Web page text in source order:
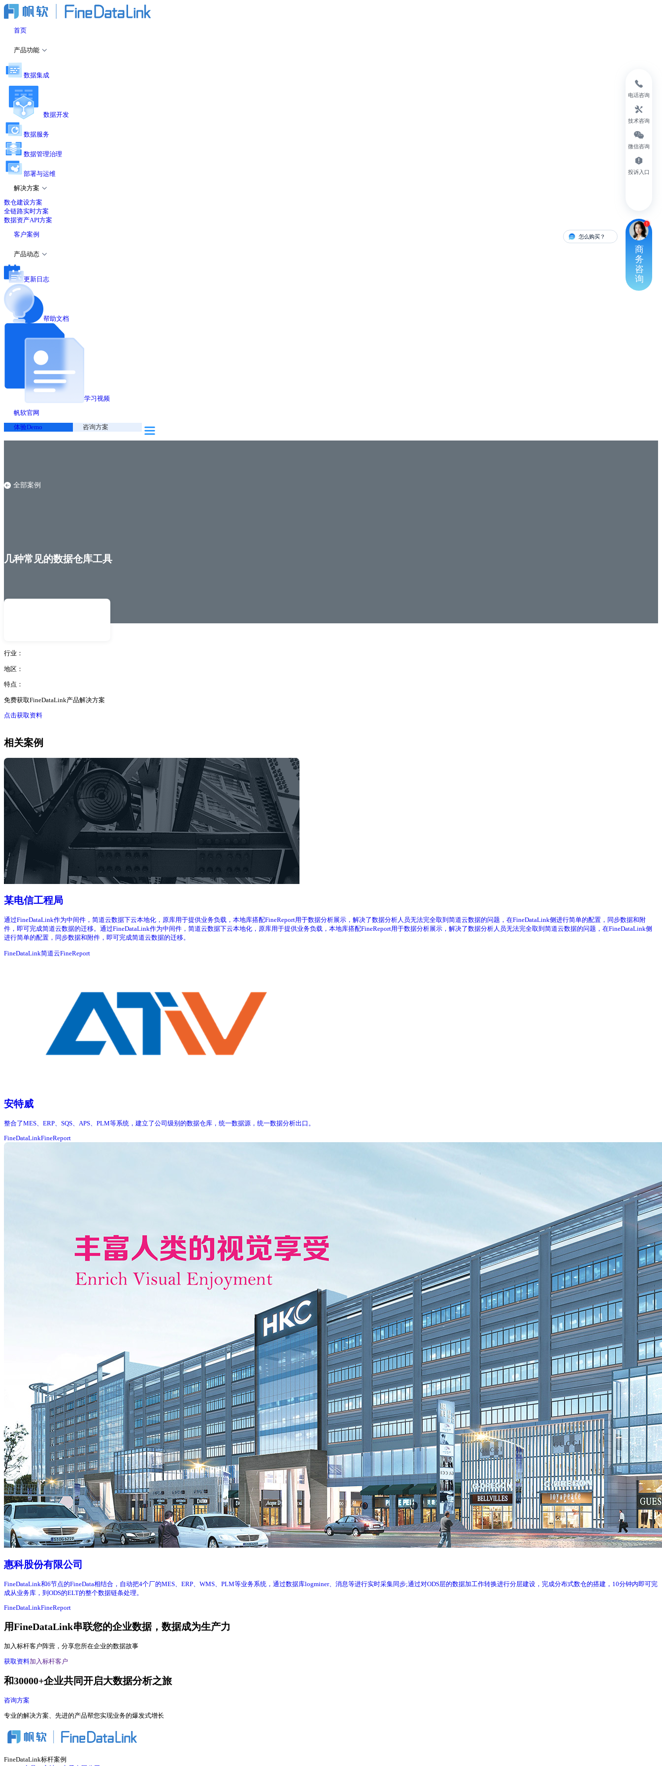
首页
产品功能
数据集成
数据开发
数据服务
数据管理治理
部署与运维
解决方案
数仓建设方案
全链路实时方案
数据资产API方案
客户案例
产品动态
更新日志
帮助文档
学习视频
帆软官网
体验Demo
咨询方案
全部案例
几种常见的数据仓库工具
行业：
地区：
特点：
免费获取FineDataLink产品解决方案
点击获取资料
相关案例
某电信工程局
通过FineDataLink作为中间件，简道云数据下云本地化，原库用于提供业务负载，本地库搭配FineReport用于数据分析展示，解决了数据分析人员无法完全取到简道云数据的问题，在FineDataLink侧进行简单的配置，同步数据和附
件，即可完成简道云数据的迁移。通过FineDataLink作为中间件，简道云数据下云本地化，原库用于提供业务负载，本地库搭配FineReport用于数据分析展示，解决了数据分析人员无法完全取到简道云数据的问题，在FineDataLink侧
进行简单的配置，同步数据和附件，即可完成简道云数据的迁移。
FineDataLink简道云FineReport
安特威
整合了MES、ERP、SQS、APS、PLM等系统，建立了公司级别的数据仓库，统一数据源，统一数据分析出口。
FineDataLinkFineReport
惠科股份有限公司
FineDataLink和6节点的FineData相结合，自动把4个厂的MES、ERP、WMS、PLM等业务系统，通过数据库logminer、消息等进行实时采集同步;通过对ODS层的数据加工作转换进行分层建设，完成分布式数仓的搭建，10分钟内即可完
成从业务库，到ODS的ELT的整个数据链条处理。
FineDataLinkFineReport
用FineDataLink串联您的企业数据，数据成为生产力
加入标杆客户阵营，分享您所在企业的数据故事
获取资料加入标杆客户
和30000+企业共同开启大数据分析之旅
咨询方案
专业的解决方案、先进的产品帮您实现业务的爆发式增长
FineDataLink标杆案例
电话咨询
技术咨询
微信咨询
投诉入口
怎么购买？ 有人对接
商
务
咨
询